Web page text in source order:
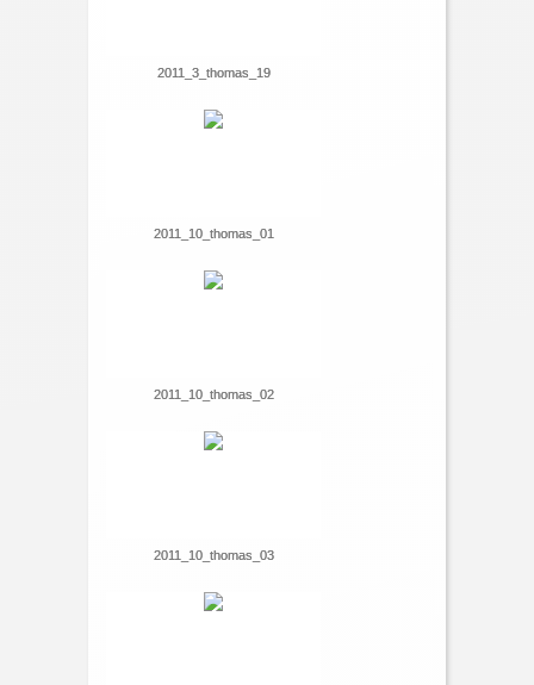
2011_3_thomas_19
2011_10_thomas_01
2011_10_thomas_02
2011_10_thomas_03